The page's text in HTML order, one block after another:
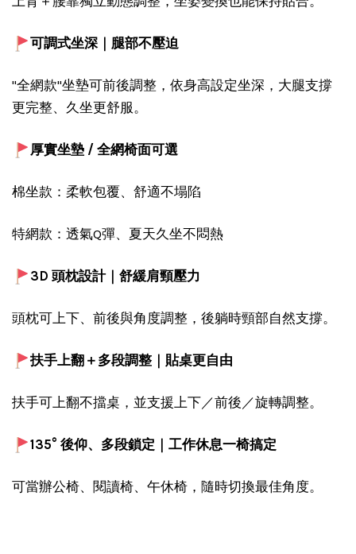
可調式坐深｜腿部不壓迫
"全網款"坐墊可前後調整，依身高設定坐深，大腿支撐
更完整、久坐更舒服。
厚實坐墊 / 全網椅面可選
棉坐款：柔軟包覆、舒適不塌陷
特網款：透氣Q彈、夏天久坐不悶熱
3D 頭枕設計｜舒緩肩頸壓力
頭枕可上下、前後與角度調整，後躺時頸部自然支撐。
扶手上翻＋多段調整｜貼桌更自由
扶手可上翻不擋桌，並支援上下／前後／旋轉調整。
135° 後仰、多段鎖定｜工作休息一椅搞定
可當辦公椅、閱讀椅、午休椅，隨時切換最佳角度。